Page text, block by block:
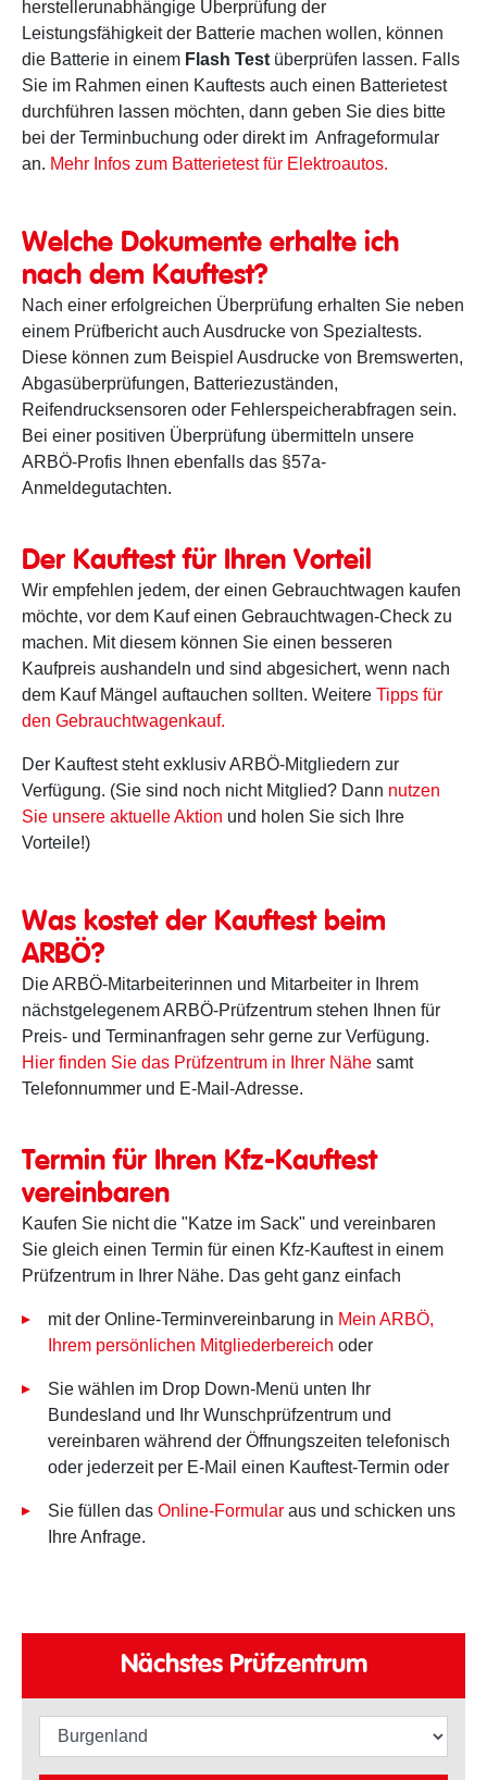
herstellerunabhängige Überprüfung der
Leistungsfähigkeit der Batterie machen wollen, können
die Batterie in einem Flash Test überprüfen lassen. Falls
Sie im Rahmen einen Kauftests auch einen Batterietest
durchführen lassen möchten, dann geben Sie dies bitte
bei der Terminbuchung oder direkt im Anfrageformular
an. Mehr Infos zum Batterietest für Elektroautos.
Welche Dokumente erhalte ich
nach dem Kauftest?
Nach einer erfolgreichen Überprüfung erhalten Sie neben
einem Prüfbericht auch Ausdrucke von Spezialtests.
Diese können zum Beispiel Ausdrucke von Bremswerten,
Abgasüberprüfungen, Batteriezuständen,
Reifendrucksensoren oder Fehlerspeicherabfragen sein.
Bei einer positiven Überprüfung übermitteln unsere
ARBÖ-Profis Ihnen ebenfalls das §57a-
Anmeldegutachten.
Der Kauftest für Ihren Vorteil
Wir empfehlen jedem, der einen Gebrauchtwagen kaufen
möchte, vor dem Kauf einen Gebrauchtwagen-Check zu
machen. Mit diesem können Sie einen besseren
Kaufpreis aushandeln und sind abgesichert, wenn nach
dem Kauf Mängel auftauchen sollten. Weitere Tipps für
den Gebrauchtwagenkauf.
Der Kauftest steht exklusiv ARBÖ-Mitgliedern zur
Verfügung. (Sie sind noch nicht Mitglied? Dann nutzen
Sie unsere aktuelle Aktion und holen Sie sich Ihre
Vorteile!)
Was kostet der Kauftest beim
ARBÖ?
Die ARBÖ-Mitarbeiterinnen und Mitarbeiter in Ihrem
nächstgelegenem ARBÖ-Prüfzentrum stehen Ihnen für
Preis- und Terminanfragen sehr gerne zur Verfügung.
Hier finden Sie das Prüfzentrum in Ihrer Nähe samt
Telefonnummer und E-Mail-Adresse.
Termin für Ihren Kfz-Kauftest
vereinbaren
Kaufen Sie nicht die "Katze im Sack" und vereinbaren
Sie gleich einen Termin für einen Kfz-Kauftest in einem
Prüfzentrum in Ihrer Nähe. Das geht ganz einfach
mit der Online-Terminvereinbarung in Mein ARBÖ,
Ihrem persönlichen Mitgliederbereich oder
Sie wählen im Drop Down-Menü unten Ihr
Bundesland und Ihr Wunschprüfzentrum und
vereinbaren während der Öffnungszeiten telefonisch
oder jederzeit per E-Mail einen Kauftest-Termin oder
Sie füllen das Online-Formular aus und schicken uns
Ihre Anfrage.
Nächstes Prüfzentrum